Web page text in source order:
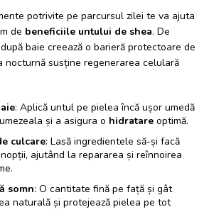
potrivite pe parcursul zilei te va ajuta
de beneficiile untului de shea. De
baie creează o barieră protectoare de
nocturnă susține regenerarea celulară
: Aplică untul pe pielea încă ușor umedă
și a asigura o hidratare optimă.
culcare: Lasă ingredientele să-și facă
ajutând la repararea și reînnoirea
somn: O cantitate fină pe față și gât
naturală și protejează pielea pe tot